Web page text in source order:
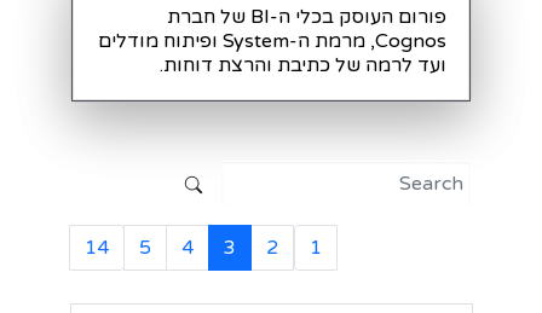
פורום העוסק בכלי ה-BI של חברת
Cognos, מרמת ה-System ופיתוח מודלים
ועד לרמה של כתיבת והרצת דוחות.
1
2
3
4
5
14